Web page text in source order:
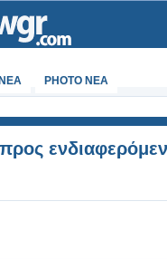
PHOTO NEA